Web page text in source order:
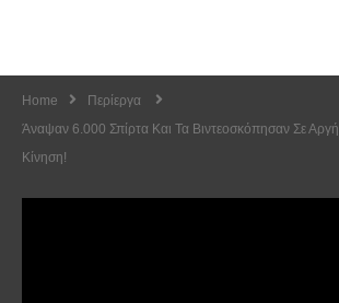
Home
Περίεργα
Άναψαν 6.000 Σπίρτα Και Τα Βιντεοσκόπησαν Σε Αργή
Κίνηση!